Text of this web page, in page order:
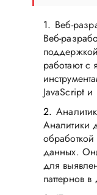
Веб-
Веб-
работают
JavaScript и
Аналитики
данных.
для
паттернов